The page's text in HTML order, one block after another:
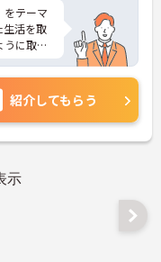
をテーマ
生活を取
うに取り
舗を増や
大傾向
プも見込
ハウを生
。自立支
いま
紹介してもらう
示